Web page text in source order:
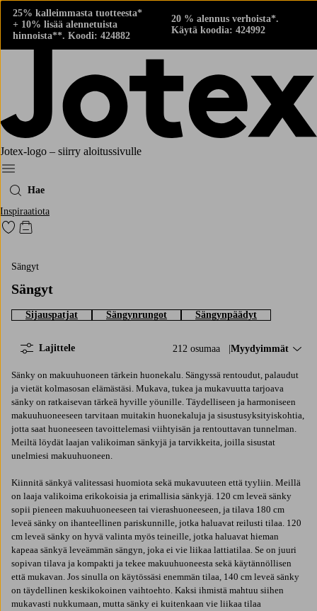
25% kalleimmasta tuotteesta*
+ 10% lisää alennetuista
hinnoista**. Koodi: 424882
20 % alennus verhoista*.
Käytä koodia: 424992
Jotex-logo – siirry aloitussivulle
Menu
Hae
Inspiraatiota
Siirry merkittyihin suosikkituotteisiin
Siirry ostoskoriin
Sängyt
Sängyt
Sijauspatjat Sängynrungot Sängynpäädyt
212 osumaa Lajittele:
Myydyimmät
Lajittele
Sänky on makuuhuoneen tärkein huonekalu. Sängyssä rentoudut, palaudut
ja vietät kolmasosan elämästäsi. Mukava, tukea ja mukavuutta tarjoava
sänky on ratkaisevan tärkeä hyville yöunille. Täydelliseen ja harmoniseen
makuuhuoneeseen tarvitaan muitakin huonekaluja ja sisustusyksityiskohtia,
jotta saat huoneeseen tavoittelemasi viihtyisän ja rentouttavan tunnelman.
Meiltä löydät laajan valikoiman sänkyjä ja tarvikkeita, joilla sisustat
unelmiesi makuuhuoneen.
Kiinnitä sänkyä valitessasi huomiota sekä mukavuuteen että tyyliin. Meillä
on laaja valikoima erikokoisia ja erimallisia sänkyjä. 120 cm leveä sänky
sopii pieneen makuuhuoneeseen tai vierashuoneeseen, ja tilava 180 cm
leveä sänky on ihanteellinen pariskunnille, jotka haluavat reilusti tilaa. 120
cm leveä sänky on hyvä valinta myös teineille, jotka haluavat hieman
kapeaa sänkyä leveämmän sängyn, joka ei vie liikaa lattiatilaa. Se on juuri
sopivan tilava ja kompakti ja tekee makuuhuoneesta sekä käytännöllisen
että mukavan. Jos sinulla on käytössäsi enemmän tilaa, 140 cm leveä sänky
on täydellinen keskikokoinen vaihtoehto. Kaksi ihmistä mahtuu siihen
mukavasti nukkumaan, mutta sänky ei kuitenkaan vie liikaa tilaa